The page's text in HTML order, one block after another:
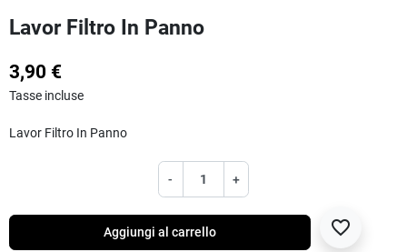
Lavor Filtro In Panno
3,90 €
Tasse incluse
Lavor Filtro In Panno
- +
Aggiungi al carrello favorite_border